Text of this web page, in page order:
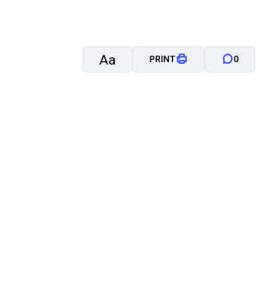
Aa PRINT 0